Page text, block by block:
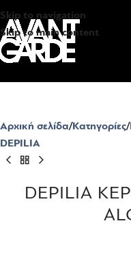
Skip to navigation
Skip to main content
Αρχική σελίδα Κατηγορίες
DEPILIA
DEPILIA